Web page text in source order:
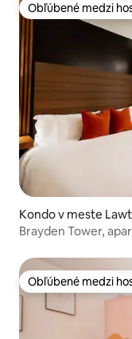
Obľúbené medzi
Obľúbené medzi
Kondo v meste
Brayden Tower,
Obľúbené medzi
Obľúbené medzi